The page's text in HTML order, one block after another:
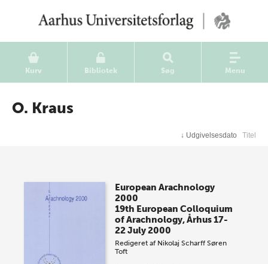
Kurv Bibliotek Søg Menu
O. Kraus
↓ Udgivelsesdato Titel
European Arachnology
2000
19th European Colloquium
of Arachnology, Århus 17-
22 July 2000
Redigeret af Nikolaj Scharff Søren
Toft